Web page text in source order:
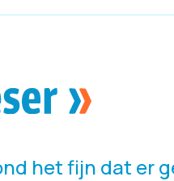
het fijn dat er